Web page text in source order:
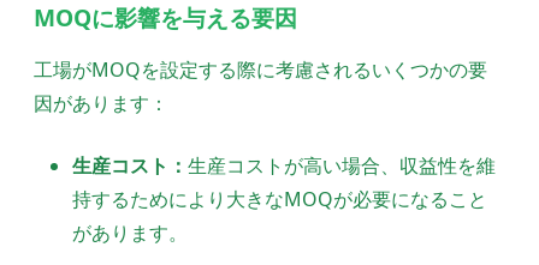
MOQに影響を与える要因
工場がMOQを設定する際に考慮されるいくつかの要
因があります：
生産コスト： 生産コストが高い場合、収益性を維
持するためにより大きなMOQが必要になること
があります。